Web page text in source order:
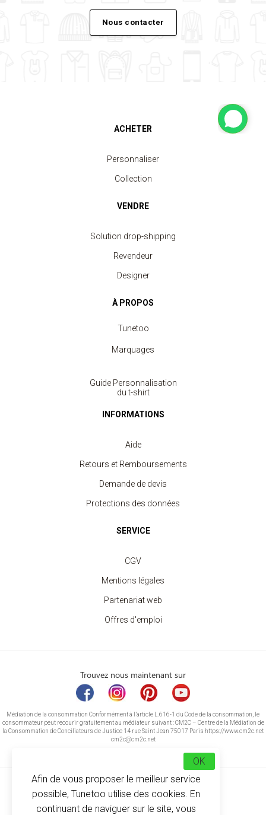
Nous contacter
ACHETER
Personnaliser
Collection
VENDRE
Solution drop-shipping
Revendeur
Designer
À PROPOS
Tunetoo
Marquages
Guide Personnalisation
du t-shirt
INFORMATIONS
Aide
Retours et Remboursements
Demande de devis
Protections des données
SERVICE
CGV
Mentions légales
Partenariat web
Offres d'emploi
Trouvez nous maintenant sur
Médiation de la consommation Conformément à l’article L.616-1 du Code de la consommation, le
consommateur peut recourir gratuitement au médiateur suivant : CM2C – Centre de la Médiation de
la Consommation de Conciliateurs de Justice 14 rue Saint Jean 75017 Paris https://www.cm2c.net
cm2c@cm2c.net
Afin de vous proposer le meilleur service
possible, Tunetoo utilise des cookies. En
continuant de naviguer sur le site, vous
OK